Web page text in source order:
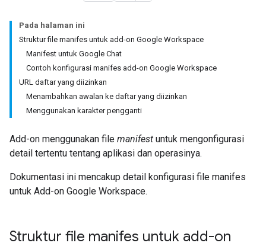
Pada halaman ini
Struktur file manifes untuk add-on Google Workspace
Manifest untuk Google Chat
Contoh konfigurasi manifes add-on Google Workspace
URL daftar yang diizinkan
Menambahkan awalan ke daftar yang diizinkan
Menggunakan karakter pengganti
Add-on menggunakan file manifest untuk mengonfigurasi
detail tertentu tentang aplikasi dan operasinya.
Dokumentasi ini mencakup detail konfigurasi file manifes
untuk Add-on Google Workspace.
Struktur file manifes untuk add-on